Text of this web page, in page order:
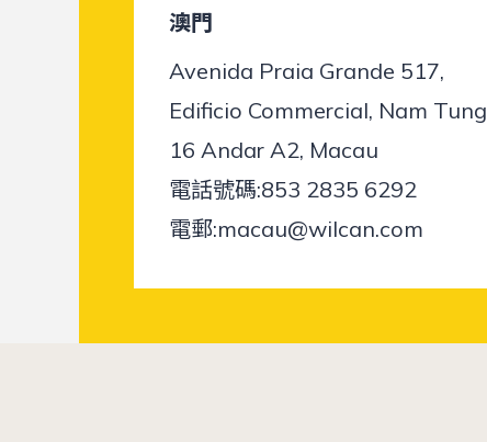
澳門
Avenida Praia Grande 517,
Edificio Commercial, Nam Tung
16 Andar A2, Macau
電話號碼:853 2835 6292
電郵:macau@wilcan.com